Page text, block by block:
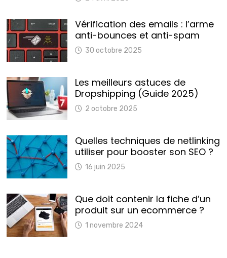
Vérification des emails : l’arme
anti-bounces et anti-spam
30 octobre 2025
Les meilleurs astuces de
Dropshipping (Guide 2025)
2 octobre 2025
Quelles techniques de netlinking
utiliser pour booster son SEO ?
16 juin 2025
Que doit contenir la fiche d’un
produit sur un ecommerce ?
1 novembre 2024